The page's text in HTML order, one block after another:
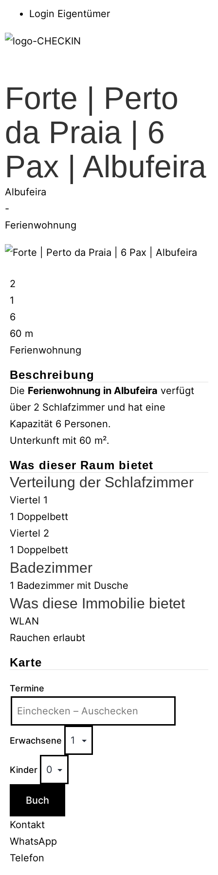
Login Eigentümer
Forte | Perto
da Praia | 6
Pax | Albufeira
Albufeira
-
Ferienwohnung
2
1
6
60 m
Ferienwohnung
Beschreibung
Die Ferienwohnung in Albufeira verfügt
über 2 Schlafzimmer und hat eine
Kapazität 6 Personen.
Unterkunft mit 60 m².
Was dieser Raum bietet
Verteilung der Schlafzimmer
Viertel 1
1 Doppelbett
Viertel 2
1 Doppelbett
Badezimmer
1 Badezimmer mit Dusche
Was diese Immobilie bietet
WLAN
Rauchen erlaubt
Karte
Termine
Erwachsene
Kinder
Buch
Kontakt
WhatsApp
Telefon